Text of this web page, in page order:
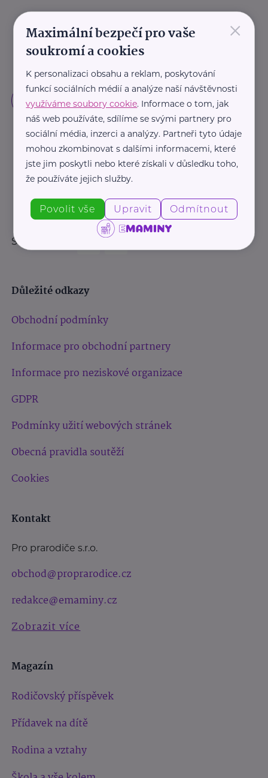
Sledujte nás:
Důležité odkazy
Obchodní podmínky
Informace pro obchodní partnery
Informace pro neziskové organizace
GDPR
Podmínky užití webových stránek
Obecná pravidla soutěží
Cookies
Kontakt
Pro prarodiče s.r.o.
obchod@proprarodice.cz
redakce@emaminy.cz
Zobrazit více
Magazín
Rodičovský příspěvek
Přídavek na dítě
Rodina a vztahy
×
Maximální bezpečí pro vaše
soukromí a cookies
K personalizaci obsahu a reklam, poskytování
funkcí sociálních médií a analýze naší návštěvnosti
využíváme soubory cookie. Informace o tom, jak
náš web používáte, sdílíme se svými partnery pro
sociální média, inzerci a analýzy. Partneři tyto údaje
mohou zkombinovat s dalšími informacemi, které
jste jim poskytli nebo které získali v důsledku toho,
že používáte jejich služby.
Povolit vše Upravit Odmítnout